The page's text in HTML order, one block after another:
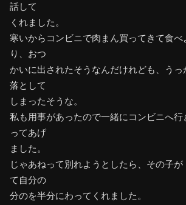
話して
くれました。
寒いからコンビニで肉まん買ってきて食べ
り、おつ
かいに出されたそうなんだけれども、うっ
落として
しまったそうな。
私も用事があったので一緒にコンビニへ行
ってあげ
ました。
じゃあねって別れようとしたら、その子が
て自分の
分のを半分にわってくれました。